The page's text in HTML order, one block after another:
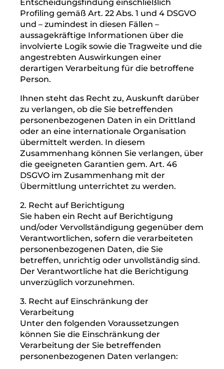
betreffenden personenbezogenen Daten,
eines Rechts auf Einschränkung der
Verarbeitung durch den Verantwortlichen
oder eines Widerspruchsrechts gegen diese
Verarbeitung;
(6) das Bestehen eines Beschwerderechts
bei einer Aufsichtsbehörde;
(7) alle verfügbaren Informationen über die
Herkunft der Daten, wenn die
personenbezogenen Daten nicht bei der
betroffenen Person erhoben werden;
(8) das Bestehen einer automatisierten
Entscheidungsfindung einschließlich
Profiling gemäß Art. 22 Abs. 1 und 4 DSGVO
und – zumindest in diesen Fällen –
aussagekräftige Informationen über die
involvierte Logik sowie die Tragweite und die
angestrebten Auswirkungen einer
derartigen Verarbeitung für die betroffene
Person.
Ihnen steht das Recht zu, Auskunft darüber
zu verlangen, ob die Sie betreffenden
personenbezogenen Daten in ein Drittland
oder an eine internationale Organisation
übermittelt werden. In diesem
Zusammenhang können Sie verlangen, über
die geeigneten Garantien gem. Art. 46
DSGVO im Zusammenhang mit der
Übermittlung unterrichtet zu werden.
2. Recht auf Berichtigung